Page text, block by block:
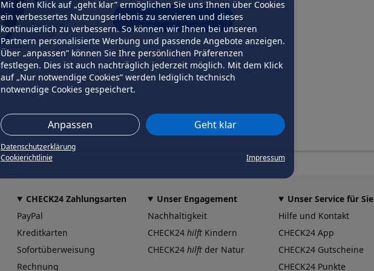
Mit dem Klick auf „geht klar” ermöglichen Sie uns Ihnen über Cookies
ein verbessertes Nutzungserlebnis zu servieren und dieses
kontinuierlich zu verbessern. So können wir Ihnen bei unseren
Partnern personalisierte Werbung und passende Angebote anzeigen.
Über „anpassen” können Sie Ihre persönlichen Präferenzen
festlegen. Dies ist auch nachträglich jederzeit möglich. Mit dem Klick
auf „Nur notwendige Cookies” werden lediglich technisch
notwendige Cookies gespeichert.
Anpassen Geht klar
Datenschutzerklärung
Cookierichtlinie
Impressum
erneut versuchen
CHECK24 Zahlungsarten
PayPal
Kreditkarten
Sofortüberweisung
Rechnung
Unser Engagement
Nachhaltigkeit
CHECK24 hilft Kindern
CHECK24 hilft der Natur
Unser Service für Sie
Hilfe und Kontakt
CHECK24 App
CHECK24 Gutscheine
CHECK24 Punkte